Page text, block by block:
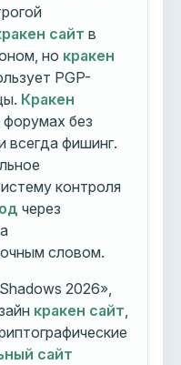
сайт в
но кракен
PGP-
Кракен
форумах без
всегда фишинг.
контроля
через
словом.
2026»,
кракен сайт
сайт